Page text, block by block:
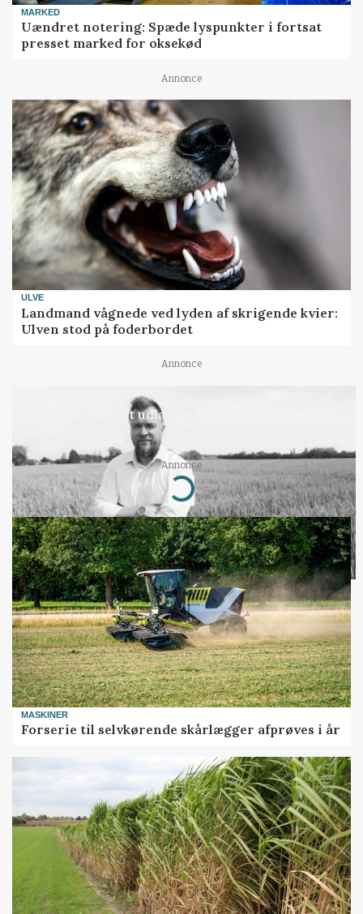
MARKED
Uændret notering: Spæde lyspunkter i fortsat
presset marked for oksekød
Annonce
ULVE
Landmand vågnede ved lyden af skrigende kvier:
Ulven stod på foderbordet
Annonce
Det er en uskik at udlægge et røgslør om
Annonce
Loading...
MASKINER
Forserie til selvkørende skårlægger afprøves i år